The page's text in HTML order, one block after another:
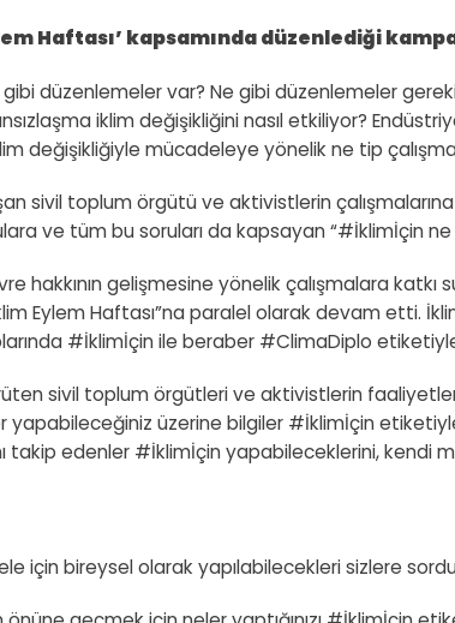
Haftası’ kapsamında düzenlediği
düzenlemeler var? Ne gibi düzenlemeler
iklim değişikliğini nasıl etkiliyor?
değişikliğiyle mücadeleye yönelik ne tip
sivil toplum örgütü ve aktivistlerin
ve tüm bu soruları da kapsayan “#İklimİçin ne
hakkının gelişmesine yönelik çalışmalara
Eylem Haftası”na paralel olarak devam etti.
#İklimİçin ile beraber #ClimaDiplo etiketiyle
sivil toplum örgütleri ve aktivistlerin
yapabileceğiniz üzerine bilgiler #İklimİçin
edenler #İklimİçin yapabileceklerini, kendi
için bireysel olarak yapılabilecekleri sizlere